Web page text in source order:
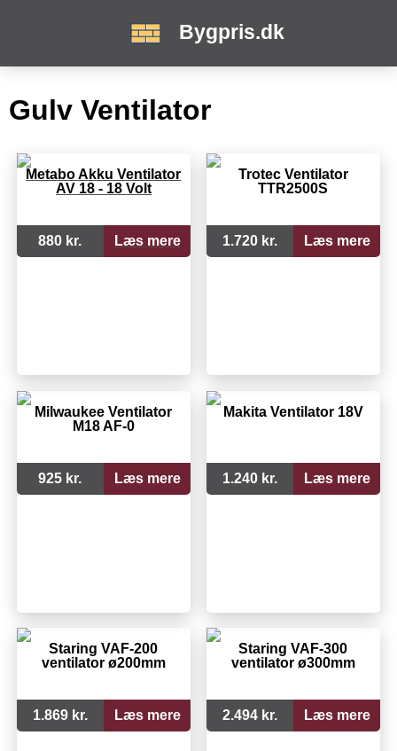
Bygpris.dk
Gulv Ventilator
Metabo Akku Ventilator
AV 18 - 18 Volt
880 kr. Læs mere
Trotec Ventilator
TTR2500S
1.720 kr. Læs mere
Milwaukee Ventilator
M18 AF-0
925 kr. Læs mere
Makita Ventilator 18V
1.240 kr. Læs mere
Staring VAF-200
ventilator ø200mm
1.869 kr. Læs mere
Staring VAF-300
ventilator ø300mm
2.494 kr. Læs mere